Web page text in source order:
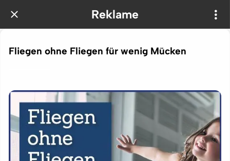
Reklame
Fliegen ohne Fliegen für wenig Mücken